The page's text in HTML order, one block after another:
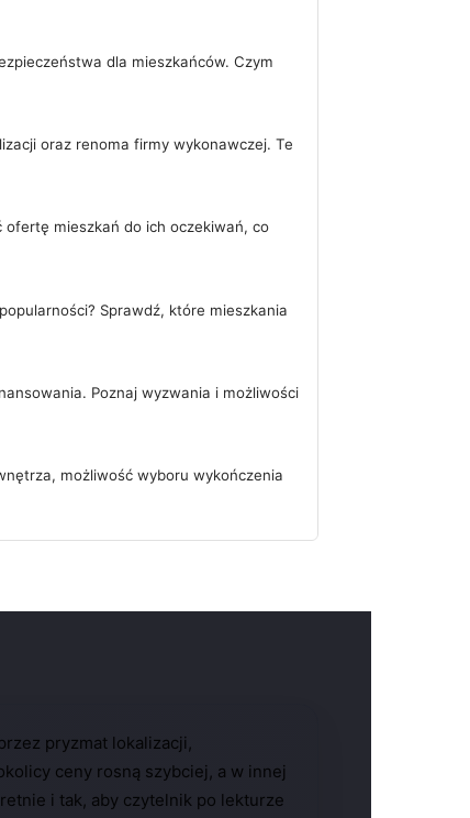
dla mieszkańców. Czym
oraz renoma firmy wykonawczej. Te
mieszkań do ich oczekiwań, co
Sprawdź, które mieszkania
Poznaj wyzwania i możliwości
możliwość wyboru wykończenia
pryzmat lokalizacji,
ceny rosną szybciej, a w innej
i tak, aby czytelnik po lekturze